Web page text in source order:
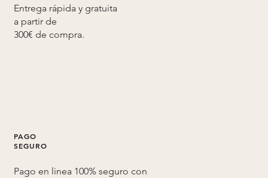
Entrega rápida y gratuita
a partir de
300€ de compra.
PAGO
SEGURO
Pago en linea 100% seguro con